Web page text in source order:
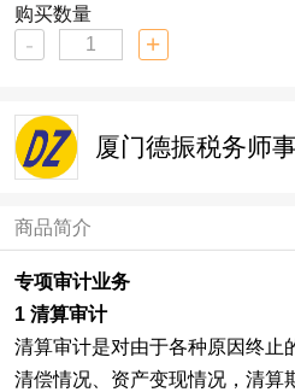
购买数量
- +
厦门德振税务师
商品简介
专项审计业务
1 清算审计
清算审计是对由于各种原因终止
清偿情况、资产变现情况，清算